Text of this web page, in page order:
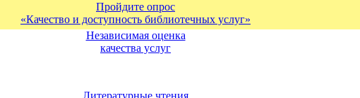
Пройдите опрос
«Качество и доступность библиотечных услуг»
Независимая оценка
качества услуг